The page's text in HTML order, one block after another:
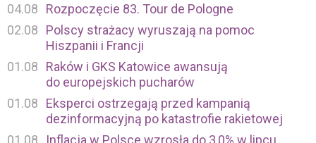
04.08
Rozpoczęcie 83. Tour de Pologne
02.08
Polscy strażacy wyruszają na pomoc
Hiszpanii i Francji
01.08
Raków i GKS Katowice awansują
do europejskich pucharów
01.08
Eksperci ostrzegają przed kampanią
dezinformacyjną po katastrofie rakietowej
01.08
Inflacja w Polsce wzrosła do 3,0% w lipcu